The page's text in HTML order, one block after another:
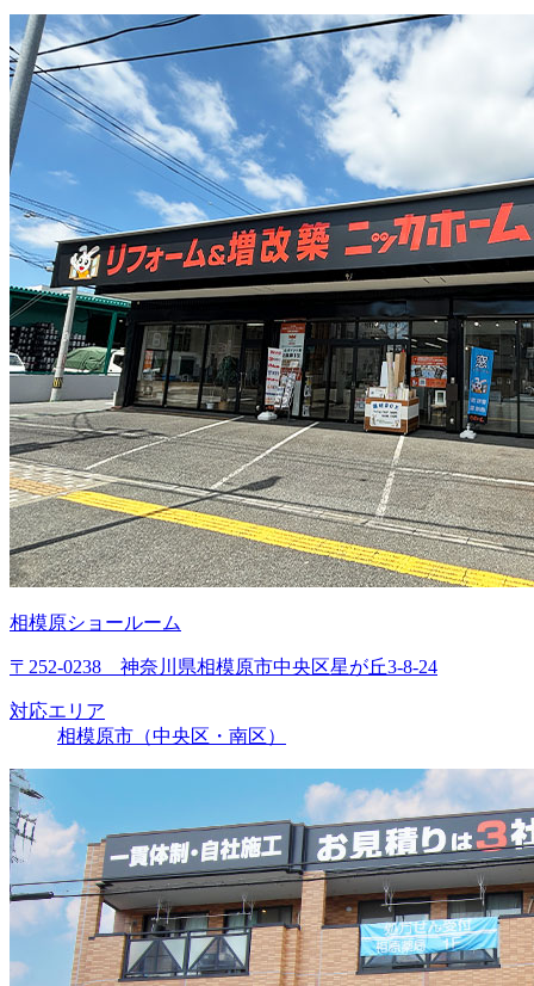
相模原ショールーム
〒252-0238 神奈川県相模原市中央区星が丘3-8-24
対応エリア
相模原市（中央区・南区）